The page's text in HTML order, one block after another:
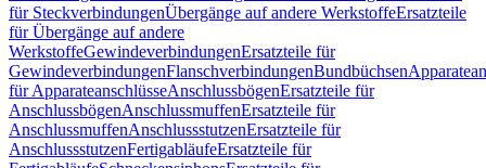
für SteckverbindungenÜbergänge auf andere WerkstoffeErsatzteile
für Übergänge auf andere
WerkstoffeGewindeverbindungenErsatzteile für
GewindeverbindungenFlanschverbindungenBundbüchsen
für ApparateanschlüsseAnschlussbögenErsatzteile für
AnschlussbögenAnschlussmuffenErsatzteile für
AnschlussmuffenAnschlussstutzenErsatzteile für
AnschlussstutzenFertigabläufeErsatzteile für